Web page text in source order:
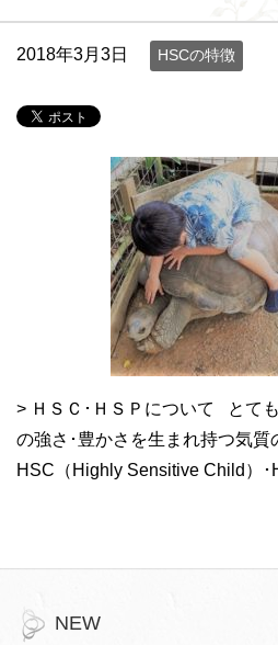
2018年3月3日 HSCの特徴
> ＨＳＣ･ＨＳＰについて とて
の強さ･豊かさを生まれ持つ気質
HSC（Highly Sensitive Child）
NEW